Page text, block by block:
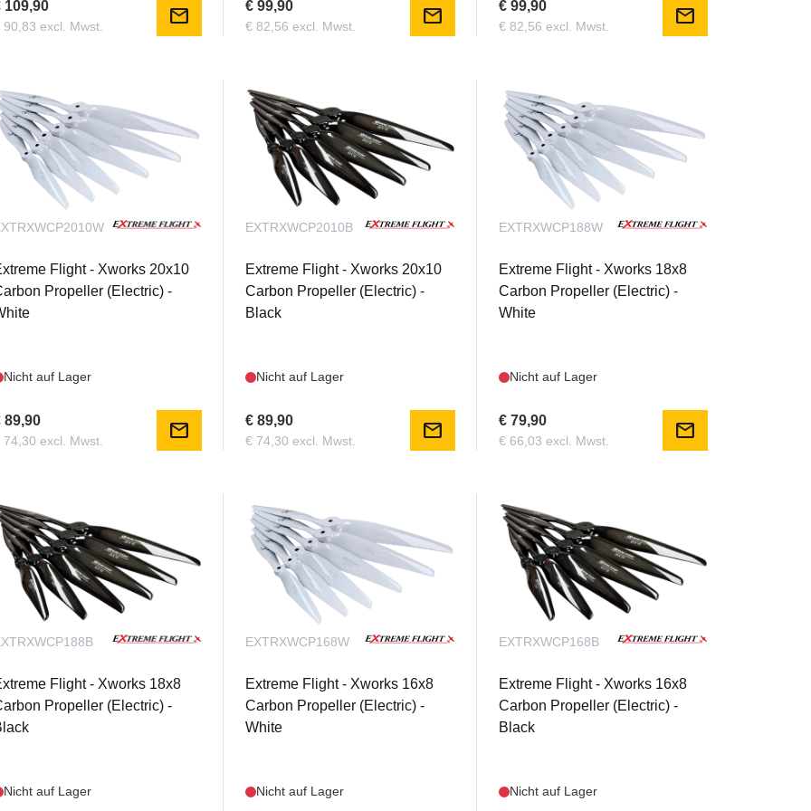
109,90
90,83 excl. Mwst. mail € 99,90
€ 82,56 excl. Mwst. mail € 99,90
€ 82,56 excl. Mwst. mail
Flight - Xworks 20x10
Propeller (Electric) -
Nicht auf Lager
89,90
74,30 excl. Mwst. mail
EXTRXWCP2010B
Extreme Flight - Xworks 20x10
Carbon Propeller (Electric) -
Black
Nicht auf Lager
€ 89,90
€ 74,30 excl. Mwst. mail
EXTRXWCP188W
Extreme Flight - Xworks 18x8
Carbon Propeller (Electric) -
White
Nicht auf Lager
€ 79,90
€ 66,03 excl. Mwst. mail
Flight - Xworks 18x8
Propeller (Electric) -
Nicht auf Lager
EXTRXWCP168W
Extreme Flight - Xworks 16x8
Carbon Propeller (Electric) -
White
Nicht auf Lager
EXTRXWCP168B
Extreme Flight - Xworks 16x8
Carbon Propeller (Electric) -
Black
Nicht auf Lager